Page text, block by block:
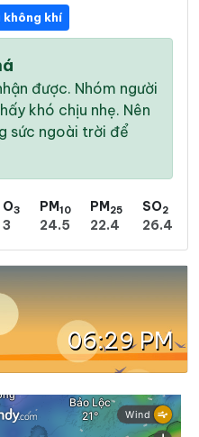
khí
được. Nhóm người
khó chịu nhẹ. Nên
sức ngoài trời để
O3
3
PM10
24.5
PM25
22.4
SO2
26.4
06:29 PM